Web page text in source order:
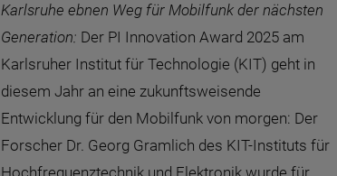
Karlsruhe ebnen Weg für Mobilfunk der nächsten
Generation: Der PI Innovation Award 2025 am
Karlsruher Institut für Technologie (KIT) geht in
diesem Jahr an eine zukunftsweisende
Entwicklung für den Mobilfunk von morgen: Der
Forscher Dr. Georg Gramlich des KIT-Instituts für
Hochfrequenztechnik und Elektronik wurde für